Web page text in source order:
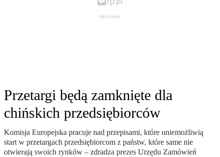
Przetargi będą zamknięte dla
chińskich przedsiębiorców
Komisja Europejska pracuje nad przepisami, które uniemożliwią
start w przetargach przedsiębiorcom z państw, które same nie
otwierają swoich rynków – zdradza prezes Urzędu Zamówień